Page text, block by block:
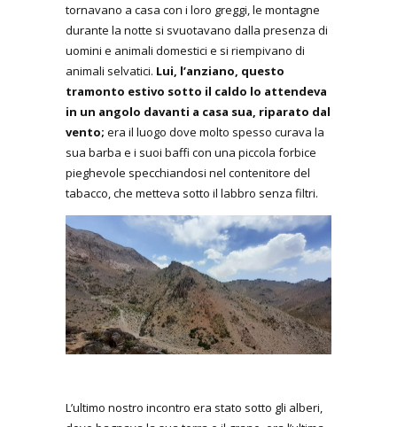
tornavano a casa con i loro greggi, le montagne
durante la notte si svuotavano dalla presenza di
uomini e animali domestici e si riempivano di
animali selvatici. Lui, l’anziano, questo
tramonto estivo sotto il caldo lo attendeva
in un angolo davanti a casa sua, riparato dal
vento; era il luogo dove molto spesso curava la
sua barba e i suoi baffi con una piccola forbice
pieghevole specchiandosi nel contenitore del
tabacco, che metteva sotto il labbro senza filtri.
L’ultimo nostro incontro era stato sotto gli alberi,